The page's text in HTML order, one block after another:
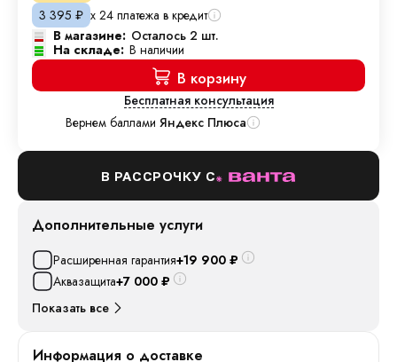
3 395 ₽ х 24 платежа в кредит
В магазине: Осталось 2 шт.
На складе: В наличии
В корзину
Бесплатная консультация
Вернем баллами Яндекс Плюса
В РАССРОЧКУ С
Дополнительные услуги
Расширенная гарантия+19 900 ₽
Аквазащита+7 000 ₽
Показать все
Информация о доставке